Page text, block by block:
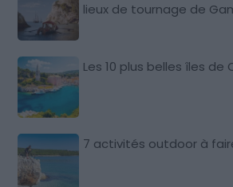
lieux de tournage de
Les 10 plus belles îles de
7 activités outdoor à